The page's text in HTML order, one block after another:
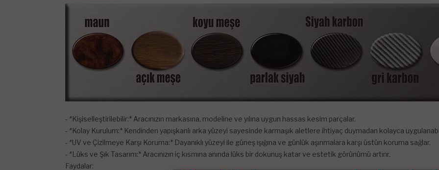
- *Kişiselleştirilebilir:* Aracınızın markasına, modeline ve yılına uygun hassas kesim parçalar.
- *Kolay Kurulum:* Kendinden yapışkanlı arka yüzeyi sayesinde karmaşık aletlere ihtiyaç duymadan kolayca
- *UV ve Çizilmeye Karşı Koruma:* Dayanıklı yüzeyi ile güneş ışığına ve günlük aşınmalara karşı üstün koruma sağlar.
- *Lüks ve Şık Tasarım:* Aracınızın iç kısmına anında lüks bir dokunuş katar ve estetik görünümü artırır.
Faydalar: